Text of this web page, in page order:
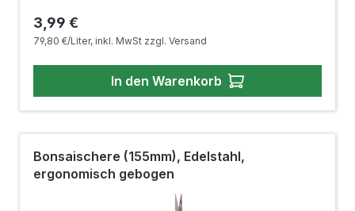
Regulärer Preis:
3,99 €
79,80 €/Liter, inkl. MwSt zzgl. Versand
In den Warenkorb
Bonsaischere (155mm), Edelstahl,
ergonomisch gebogen